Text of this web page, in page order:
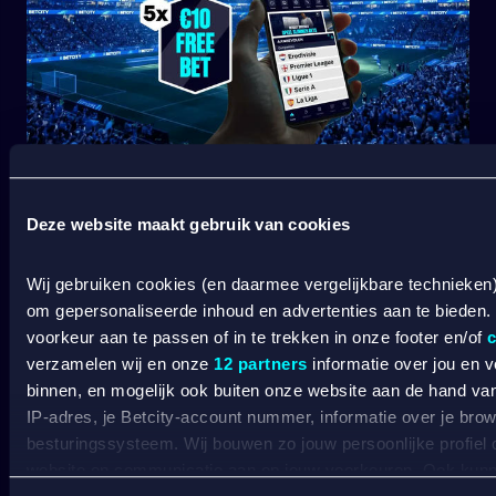
Deze website maakt gebruik van cookies
Wij gebruiken cookies (en daarmee vergelijkbare
om gepersonaliseerde inhoud en advertenties aan te
voorkeur aan te passen of in te trekken in onze footer en/of
verzamelen wij en onze 12 partners informatie over jou en
binnen, en mogelijk ook buiten onze website aan de hand
IP-adres, je Betcity-account nummer, informatie over je
besturingssysteem. Wij bouwen zo jouw persoonlijke profiel
START JOUW VOETBALSEIZOEN BIJ BETCITY